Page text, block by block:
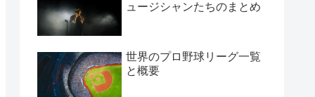
ュージシャンたちのまとめ
世界のプロ野球リーグ一覧
と概要